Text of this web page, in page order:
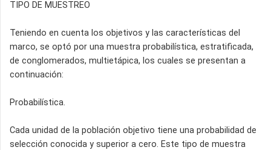
TIPO DE MUESTREO
Teniendo en cuenta los objetivos y las características del
marco, se optó por una muestra probabilística, estratificada,
de conglomerados, multietápica, los cuales se presentan a
continuación:
Probabilística.
Cada unidad de la población objetivo tiene una probabilidad de
selección conocida y superior a cero. Este tipo de muestra